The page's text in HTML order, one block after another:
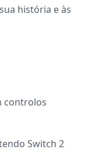
história e às
controlos
Switch 2